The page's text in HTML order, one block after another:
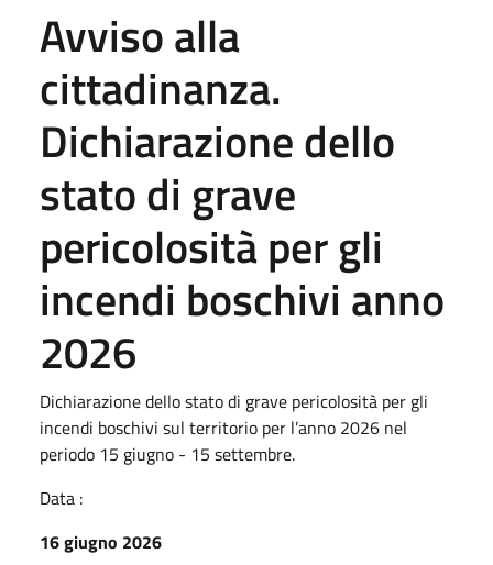
Avviso alla
cittadinanza.
Dichiarazione dello
stato di grave
pericolosità per gli
incendi boschivi anno
2026
Dichiarazione dello stato di grave pericolosità per gli
incendi boschivi sul territorio per l’anno 2026 nel
periodo 15 giugno - 15 settembre.
Data :
16 giugno 2026